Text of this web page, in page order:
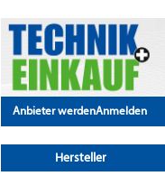
Anbieter werdenAnmelden
Hersteller